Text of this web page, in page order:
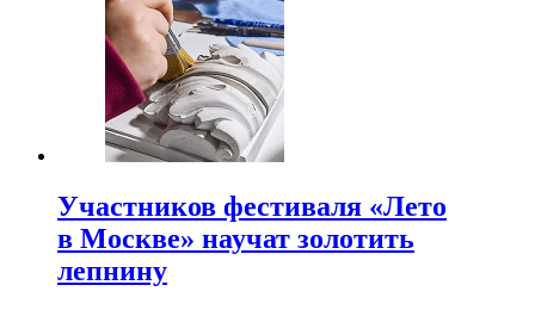
Участников фестиваля «Лето
в Москве» научат золотить
лепнину